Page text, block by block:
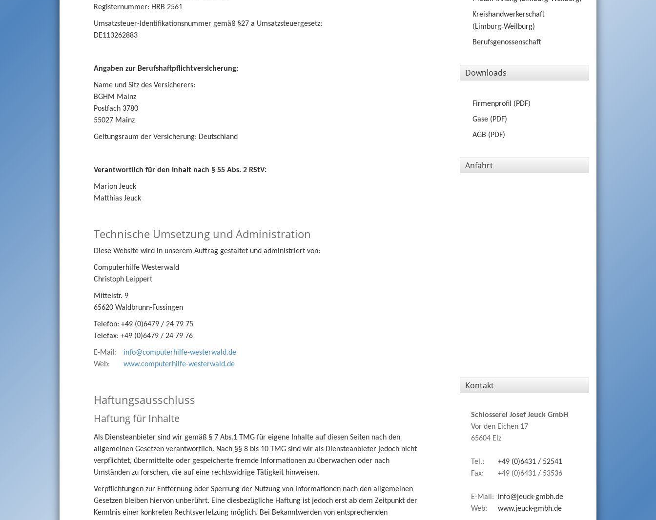
Registernummer: HRB 2561
Umsatzsteuer-Identifikationsnummer gemäß §27 a Umsatzsteuergesetz:
DE113262883
Angaben zur Berufshaftpflichtversicherung:
Name und Sitz des Versicherers:
BGHM Mainz
Postfach 3780
55027 Mainz
Geltungsraum der Versicherung: Deutschland
Verantwortlich für den Inhalt nach § 55 Abs. 2 RStV:
Marion Jeuck
Matthias Jeuck
Technische Umsetzung und Administration
Diese Website wird in unserem Auftrag gestaltet und administriert von:
Computerhilfe Westerwald
Christoph Leippert
Mittelstr. 9
65620 Waldbrunn-Fussingen
Telefon: +49 (0)6479 / 24 79 75
Telefax: +49 (0)6479 / 24 79 76
E-Mail:
info@computerhilfe-westerwald.de
Web:
www.computerhilfe-westerwald.de
Haftungsausschluss
Haftung für Inhalte
Als Diensteanbieter sind wir gemäß § 7 Abs.1 TMG für eigene Inhalte auf diesen Seiten nach den
allgemeinen Gesetzen verantwortlich. Nach §§ 8 bis 10 TMG sind wir als Diensteanbieter jedoch nicht
verpflichtet, übermittelte oder gespeicherte fremde Informationen zu überwachen oder nach
Umständen zu forschen, die auf eine rechtswidrige Tätigkeit hinweisen.
Verpflichtungen zur Entfernung oder Sperrung der Nutzung von Informationen nach den allgemeinen
Gesetzen bleiben hiervon unberührt. Eine diesbezügliche Haftung ist jedoch erst ab dem Zeitpunkt der
Kenntnis einer konkreten Rechtsverletzung möglich. Bei Bekanntwerden von entsprechenden
Kreishandwerkerschaft
(Limburg‑Weilburg)
Berufsgenossenschaft
Downloads
Firmenprofil (PDF)
Gase (PDF)
AGB (PDF)
Anfahrt
Kontakt
Schlosserei Josef Jeuck GmbH
Vor den Eichen 17
65604 Elz
Tel.:
+49 (0)6431 / 52541
Fax:
+49 (0)6431 / 53536
E-Mail:
info@jeuck-gmbh.de
Web:
www.jeuck-gmbh.de